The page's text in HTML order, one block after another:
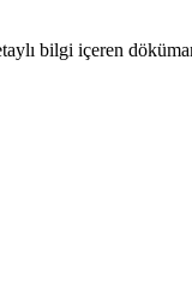
bilgi içeren